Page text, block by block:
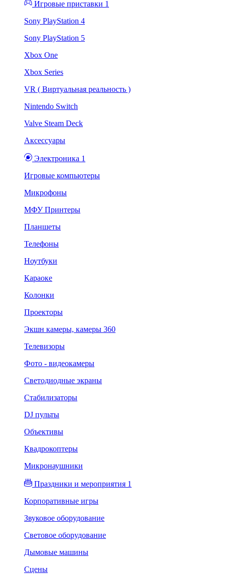
Игровые приставки 1
Sony PlayStation 4
Sony PlayStation 5
Xbox One
Xbox Series
VR ( Виртуальная реальность )
Nintendo Switch
Valve Steam Deck
Аксессуары
Электроника 1
Игровые компьютеры
Микрофоны
МФУ Принтеры
Планшеты
Телефоны
Ноутбуки
Караоке
Колонки
Проекторы
Экшн камеры, камеры 360
Телевизоры
Фото - видеокамеры
Светодиодные экраны
Стабилизаторы
DJ пульты
Объективы
Квадрокоптеры
Микронаушники
Праздники и мероприятия 1
Корпоративные игры
Звуковое оборудование
Световое оборудование
Дымовые машины
Сцены